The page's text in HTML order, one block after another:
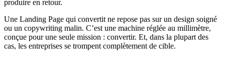
produire en retour.
Une Landing Page qui convertit ne repose pas sur un design soigné
ou un copywriting malin. C’est une machine réglée au millimètre,
conçue pour une seule mission : convertir. Et, dans la plupart des
cas, les entreprises se trompent complètement de cible.